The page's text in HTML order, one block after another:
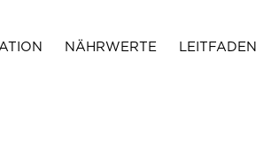
NÄHRWERTE LEITFADEN